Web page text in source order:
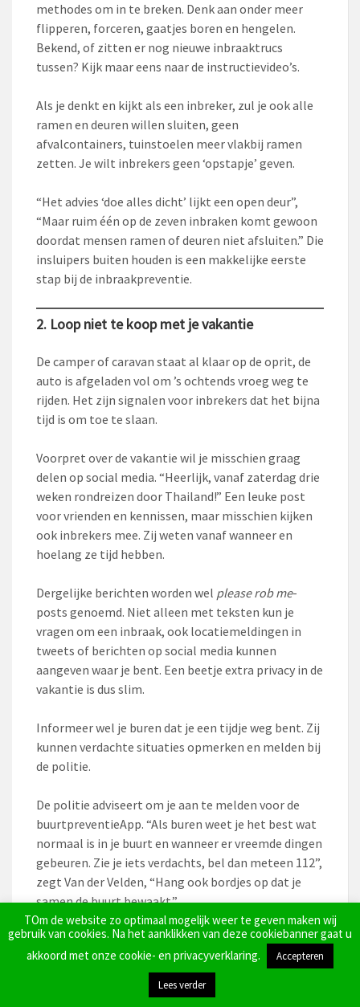
methodes om in te breken. Denk aan onder meer
flipperen, forceren, gaatjes boren en hengelen.
Bekend, of zitten er nog nieuwe inbraaktrucs
tussen? Kijk maar eens naar de instructievideo’s.
Als je denkt en kijkt als een inbreker, zul je ook alle
ramen en deuren willen sluiten, geen
afvalcontainers, tuinstoelen meer vlakbij ramen
zetten. Je wilt inbrekers geen ‘opstapje’ geven.
“Het advies ‘doe alles dicht’ lijkt een open deur”,
“Maar ruim één op de zeven inbraken komt gewoon
doordat mensen ramen of deuren niet afsluiten.” Die
insluipers buiten houden is een makkelijke eerste
stap bij de inbraakpreventie.
2. Loop niet te koop met je vakantie
De camper of caravan staat al klaar op de oprit, de
auto is afgeladen vol om ’s ochtends vroeg weg te
rijden. Het zijn signalen voor inbrekers dat het bijna
tijd is om toe te slaan.
Voorpret over de vakantie wil je misschien graag
delen op social media. “Heerlijk, vanaf zaterdag drie
weken rondreizen door Thailand!” Een leuke post
voor vrienden en kennissen, maar misschien kijken
ook inbrekers mee. Zij weten vanaf wanneer en
hoelang ze tijd hebben.
Dergelijke berichten worden wel please rob me-
posts genoemd. Niet alleen met teksten kun je
vragen om een inbraak, ook locatiemeldingen in
tweets of berichten op social media kunnen
aangeven waar je bent. Een beetje extra privacy in de
vakantie is dus slim.
Informeer wel je buren dat je een tijdje weg bent. Zij
kunnen verdachte situaties opmerken en melden bij
de politie.
De politie adviseert om je aan te melden voor de
buurtpreventieApp. “Als buren weet je het best wat
normaal is in je buurt en wanneer er vreemde dingen
gebeuren. Zie je iets verdachts, bel dan meteen 112”,
zegt Van der Velden, “Hang ook bordjes op dat je
samen de buurt bewaakt.”
3. Hou het licht
Een huis dat opeens 24 uur per dag donker is, zet een
TOm de website zo optimaal mogelijk weer te geven maken wij
gebruik van cookies. Na het aanklikken van deze cookiebanner gaat u
akkoord met onze cookie- en privacyverklaring.
Accepteren
Lees verder